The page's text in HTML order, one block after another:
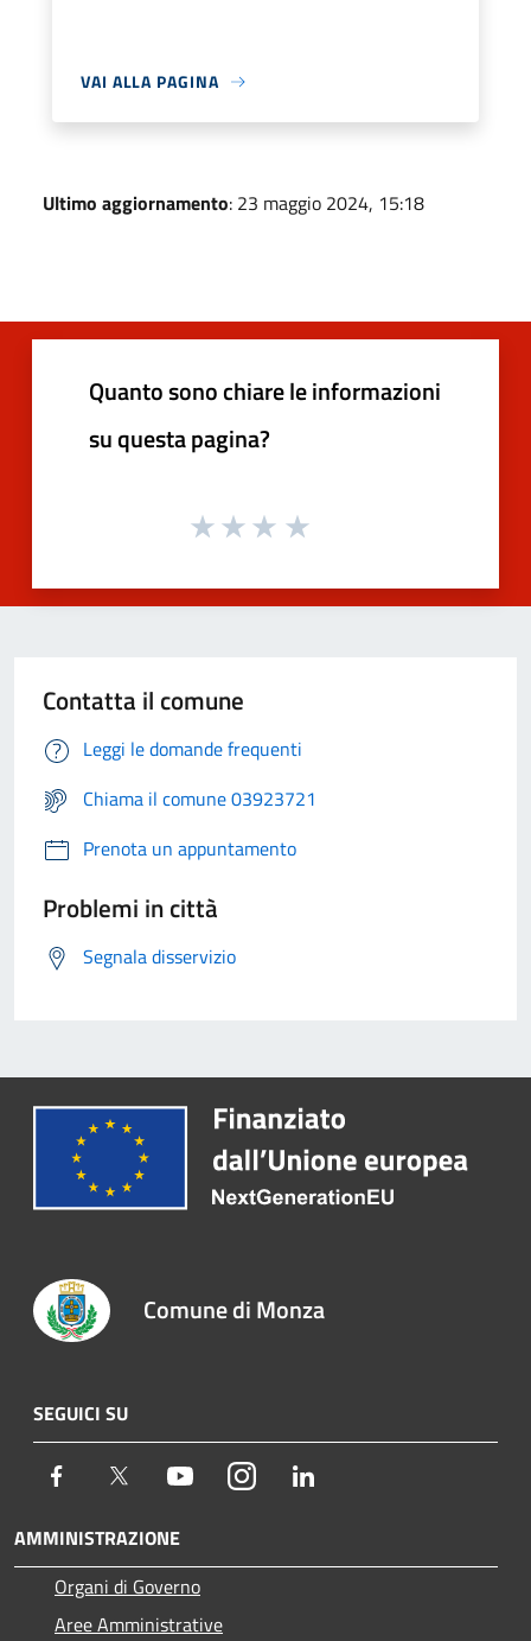
VAI ALLA PAGINA
Ultimo aggiornamento: 23 maggio 2024, 15:18
Quanto sono chiare le informazioni
su questa pagina?
Contatta il comune
Leggi le domande frequenti
Chiama il comune 03923721
Prenota un appuntamento
Problemi in città
Segnala disservizio
Comune di Monza
SEGUICI SU
Facebook Twitter YoutubeInstagram
AMMINISTRAZIONE
Organi di Governo
Aree Amministrative